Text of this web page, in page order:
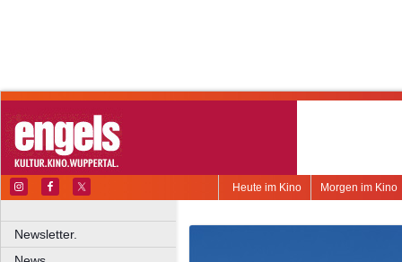
Morgen im Kino
Heute im Kino
Newsletter.